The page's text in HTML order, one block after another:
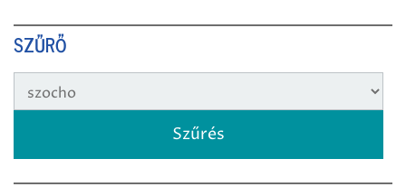
SZŰRŐ